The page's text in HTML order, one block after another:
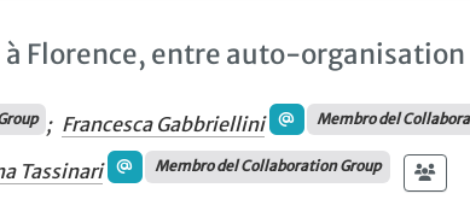
à Florence, entre auto-
; Francesca Gabbriellini Membro del
Tassinari Membro del Collaboration Group